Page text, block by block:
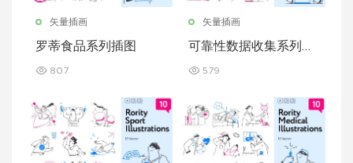
矢量插画
罗蒂食品系列插图
807
矢量插画
可靠性数据收集系列插
579